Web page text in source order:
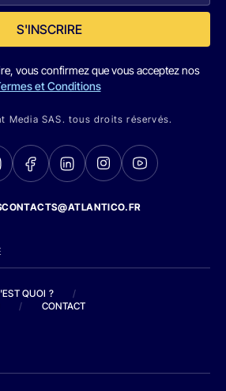
S'INSCRIRE
vous confirmez que vous acceptez nos
et Conditions
Media SAS. tous droits réservés.
QUOI ?
/
/ CONTACT